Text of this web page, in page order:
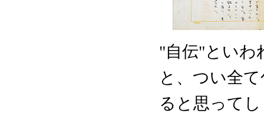
"自伝"といわ
と、つい全
ると思って